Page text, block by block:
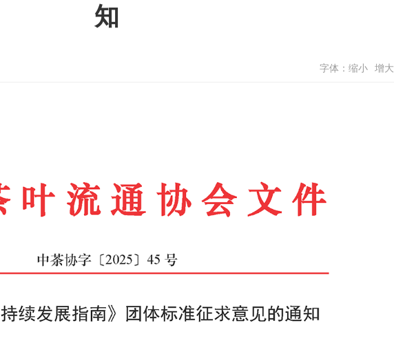
知
字体： 缩小 增大